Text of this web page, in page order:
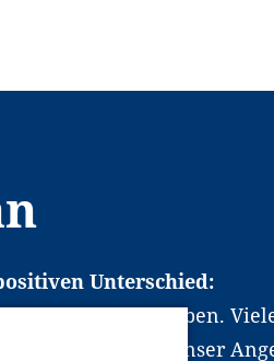
Unterschied:
Berufsleben.
dabei. Unser